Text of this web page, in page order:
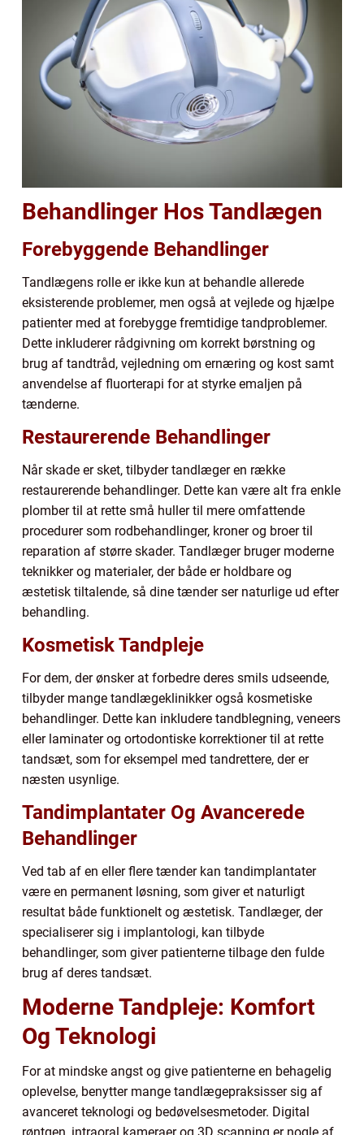
Behandlinger Hos Tandlægen
Forebyggende Behandlinger
Tandlægens rolle er ikke kun at behandle allerede
eksisterende problemer, men også at vejlede og hjælpe
patienter med at forebygge fremtidige tandproblemer.
Dette inkluderer rådgivning om korrekt børstning og
brug af tandtråd, vejledning om ernæring og kost samt
anvendelse af fluorterapi for at styrke emaljen på
tænderne.
Restaurerende Behandlinger
Når skade er sket, tilbyder tandlæger en række
restaurerende behandlinger. Dette kan være alt fra enkle
plomber til at rette små huller til mere omfattende
procedurer som rodbehandlinger, kroner og broer til
reparation af større skader. Tandlæger bruger moderne
teknikker og materialer, der både er holdbare og
æstetisk tiltalende, så dine tænder ser naturlige ud efter
behandling.
Kosmetisk Tandpleje
For dem, der ønsker at forbedre deres smils udseende,
tilbyder mange tandlægeklinikker også kosmetiske
behandlinger. Dette kan inkludere tandblegning, veneers
eller laminater og ortodontiske korrektioner til at rette
tandsæt, som for eksempel med tandrettere, der er
næsten usynlige.
Tandimplantater Og Avancerede
Behandlinger
Ved tab af en eller flere tænder kan tandimplantater
være en permanent løsning, som giver et naturligt
resultat både funktionelt og æstetisk. Tandlæger, der
specialiserer sig i implantologi, kan tilbyde
behandlinger, som giver patienterne tilbage den fulde
brug af deres tandsæt.
Moderne Tandpleje: Komfort
Og Teknologi
For at mindske angst og give patienterne en behagelig
oplevelse, benytter mange tandlægepraksisser sig af
avanceret teknologi og bedøvelsesmetoder. Digital
røntgen, intraoral kameraer og 3D scanning er nogle af